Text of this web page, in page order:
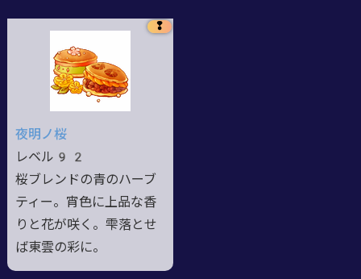
❢
夜明ノ桜
レベル92
桜ブレンドの青のハーブ
ティー。宵色に上品な香
りと花が咲く。雫落とせ
ば東雲の彩に。